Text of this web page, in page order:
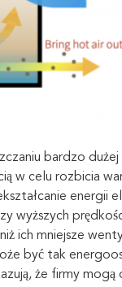
bardzo
w celu rozbicia
energii
wyższych
ich mniejsze
być tak
że firmy mogą